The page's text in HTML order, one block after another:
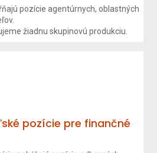
pozície agentúrnych, oblastných
žiadnu skupinovú produkciu.
pozície pre finančné